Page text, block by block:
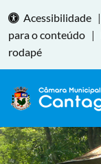
Acessibilidade |
para o conteúdo |
rodapé